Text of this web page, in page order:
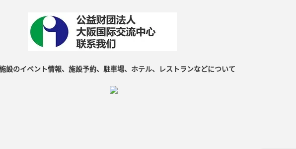
設のイベント情報、施設予約、駐車場、ホテル、レストランなどについて